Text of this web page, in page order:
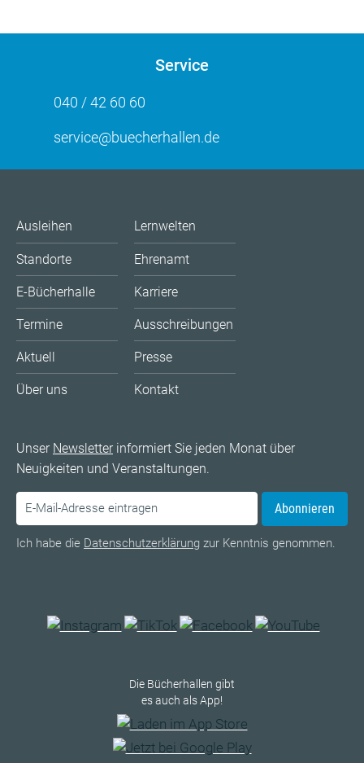
Service
040 / 42 60 60
service@buecherhallen.de
Ausleihen
Standorte
E-Bücherhalle
Termine
Aktuell
Über uns
Lernwelten
Ehrenamt
Karriere
Ausschreibungen
Presse
Kontakt
Unser Newsletterinformiert Sie jeden Monat über
Neuigkeiten und Veranstaltungen.
Abonnieren
Ich habe die Datenschutzerklärung zur Kenntnis genommen.
Die Bücherhallen gibt
es auch als App!